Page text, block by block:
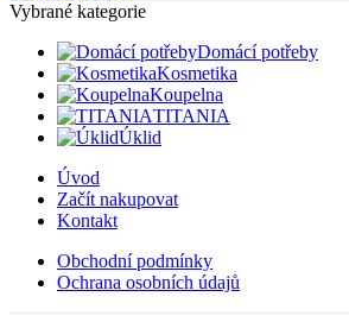
Vybrané kategorie
Domácí potřeby
Kosmetika
Koupelna
TITANIA
Úklid
Úvod
Začít nakupovat
Kontakt
Obchodní podmínky
Ochrana osobních údajů